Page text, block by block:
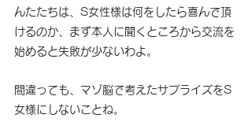
んたたちは、S女性様は何をしたら喜んで頂
けるのか、まず本人に聞くところから交流を
始めると失敗が少ないわよ。
間違っても、マゾ脳で考えたサプライズをS
女様にしないことね。